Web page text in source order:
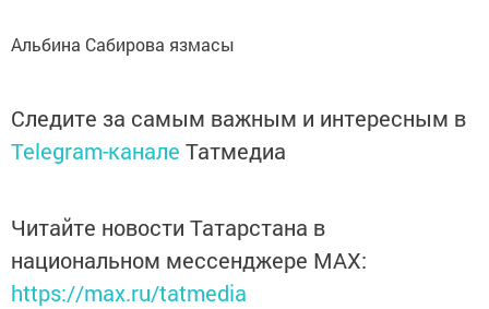
Альбина Сабирова язмасы
Следите за самым важным и интересным в
Telegram-канале Татмедиа
Читайте новости Татарстана в
национальном мессенджере MАХ:
https://max.ru/tatmedia